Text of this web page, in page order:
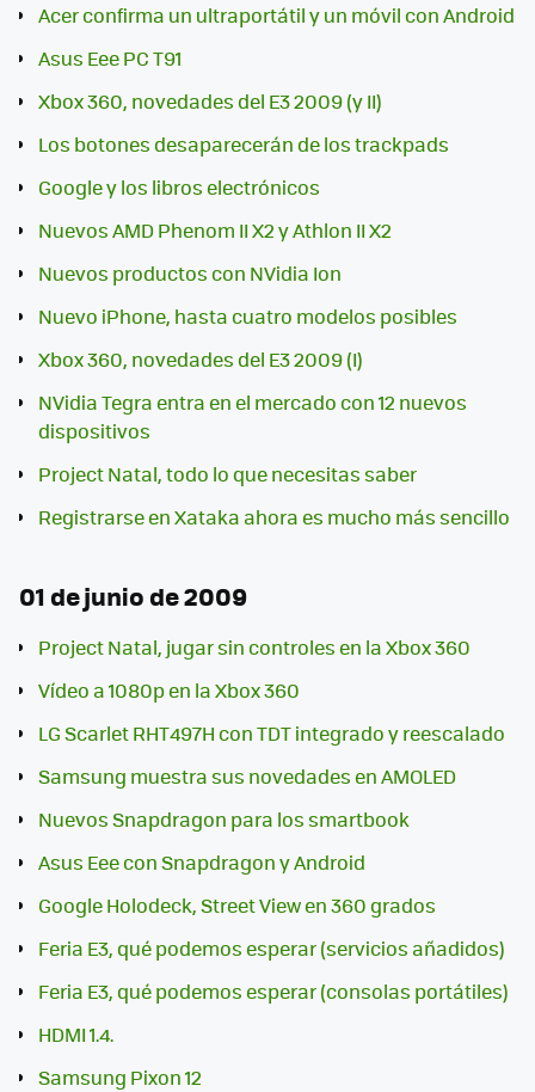
Acer confirma un ultraportátil y un móvil con Android
Asus Eee PC T91
Xbox 360, novedades del E3 2009 (y II)
Los botones desaparecerán de los trackpads
Google y los libros electrónicos
Nuevos AMD Phenom II X2 y Athlon II X2
Nuevos productos con NVidia Ion
Nuevo iPhone, hasta cuatro modelos posibles
Xbox 360, novedades del E3 2009 (I)
NVidia Tegra entra en el mercado con 12 nuevos
dispositivos
Project Natal, todo lo que necesitas saber
Registrarse en Xataka ahora es mucho más sencillo
01 de junio de 2009
Project Natal, jugar sin controles en la Xbox 360
Vídeo a 1080p en la Xbox 360
LG Scarlet RHT497H con TDT integrado y reescalado
Samsung muestra sus novedades en AMOLED
Nuevos Snapdragon para los smartbook
Asus Eee con Snapdragon y Android
Google Holodeck, Street View en 360 grados
Feria E3, qué podemos esperar (servicios añadidos)
Feria E3, qué podemos esperar (consolas portátiles)
HDMI 1.4.
Samsung Pixon 12